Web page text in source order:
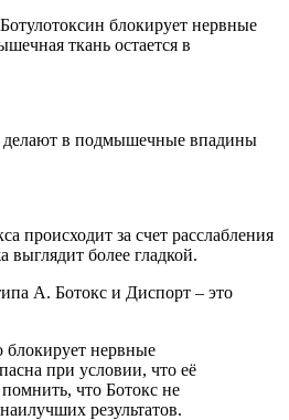
блокирует нервные
ткань остается в
делают в подмышечные впадины
за счет расслабления
более гладкой.
А. Ботокс и Диспорт – это
блокирует нервные
при условии, что её
что Ботокс не
результатов.